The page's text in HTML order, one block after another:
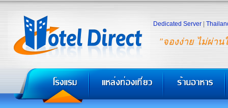
"จองง่าย ไม่ผ่าน
Dedicated Server